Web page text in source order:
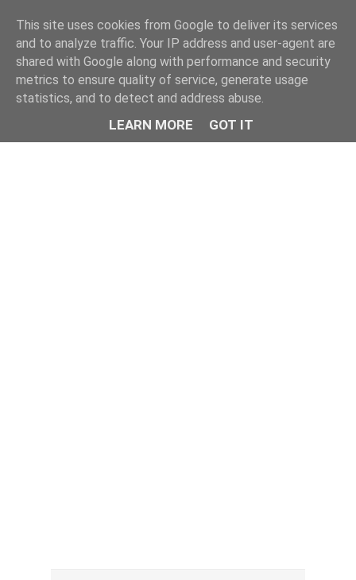
This site uses cookies from Google to deliver its services
and to analyze traffic. Your IP address and user-agent are
shared with Google along with performance and security
metrics to ensure quality of service, generate usage
statistics, and to detect and address abuse.
LEARN MORE GOT IT